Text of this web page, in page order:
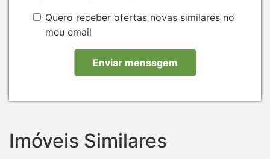
Quero receber ofertas novas similares no
meu email
Imóveis Similares